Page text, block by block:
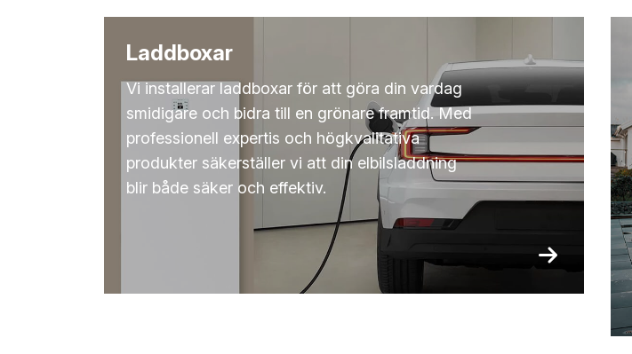
Laddboxar
Vi installerar laddboxar för att göra din vardag
smidigare och bidra till en grönare framtid. Med
professionell expertis och högkvalitativa
produkter säkerställer vi att din elbilsladdning
blir både säker och effektiv.